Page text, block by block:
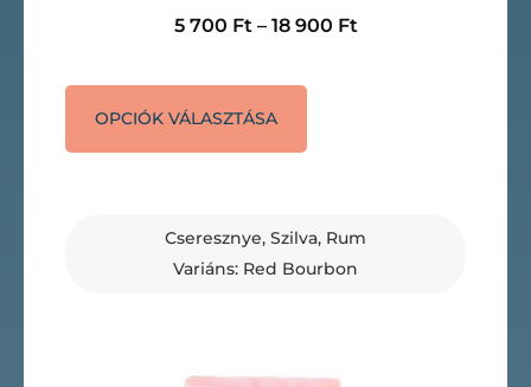
5 700 Ft – 18 900 Ft
OPCIÓK VÁLASZTÁSA
Cseresznye, Szilva, Rum
Variáns: Red Bourbon